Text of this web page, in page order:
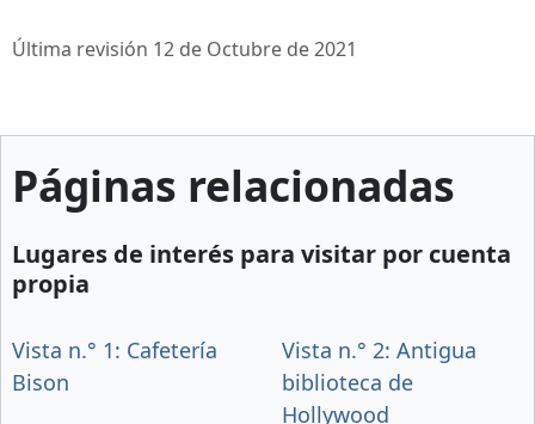
Última revisión 12 de Octubre de 2021
Páginas relacionadas
Lugares de interés para visitar por cuenta
propia
Vista n.° 1: Cafetería
Bison
Vista n.° 2: Antigua
biblioteca de
Hollywood